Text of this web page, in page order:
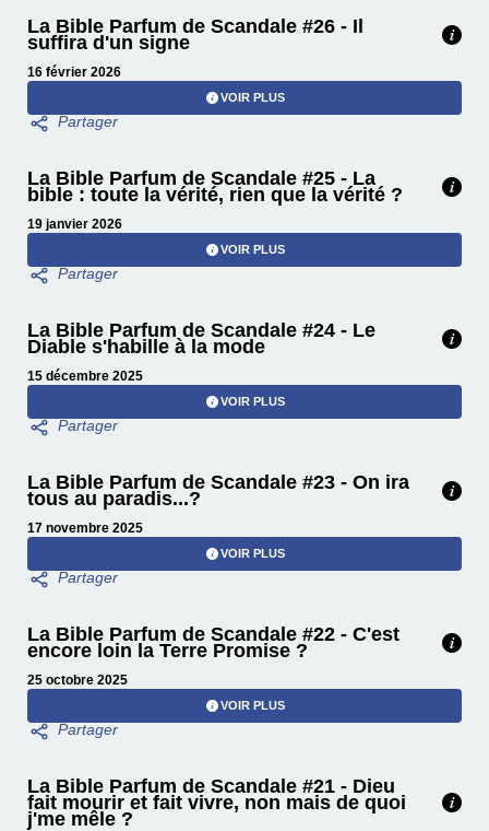
La Bible Parfum de Scandale #26 - Il
suffira d'un signe
16 février 2026
VOIR PLUS
La Bible Parfum de Scandale #25 - La
bible : toute la vérité, rien que la vérité ?
19 janvier 2026
VOIR PLUS
La Bible Parfum de Scandale #24 - Le
Diable s'habille à la mode
15 décembre 2025
VOIR PLUS
La Bible Parfum de Scandale #23 - On ira
tous au paradis...?
17 novembre 2025
VOIR PLUS
La Bible Parfum de Scandale #22 - C'est
encore loin la Terre Promise ?
25 octobre 2025
VOIR PLUS
La Bible Parfum de Scandale #21 - Dieu
fait mourir et fait vivre, non mais de quoi
j'me mêle ?